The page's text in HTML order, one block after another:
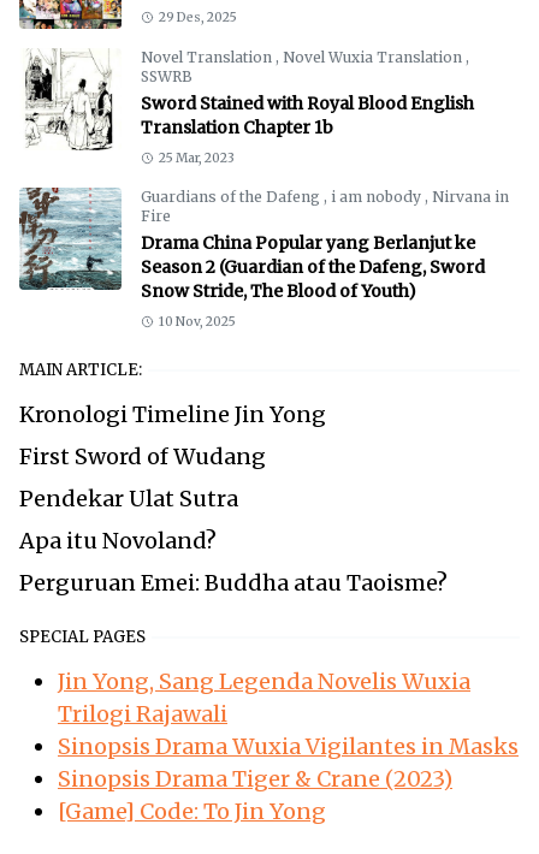
29 Des, 2025
Novel Translation , Novel Wuxia Translation ,
SSWRB
Sword Stained with Royal Blood English
Translation Chapter 1b
25 Mar, 2023
Guardians of the Dafeng , i am nobody , Nirvana in
Fire
Drama China Popular yang Berlanjut ke
Season 2 (Guardian of the Dafeng, Sword
Snow Stride, The Blood of Youth)
10 Nov, 2025
MAIN ARTICLE:
Kronologi Timeline Jin Yong
First Sword of Wudang
Pendekar Ulat Sutra
Apa itu Novoland?
Perguruan Emei: Buddha atau Taoisme?
SPECIAL PAGES
Jin Yong, Sang Legenda Novelis Wuxia
Trilogi Rajawali
Sinopsis Drama Wuxia Vigilantes in Masks
Sinopsis Drama Tiger & Crane (2023)
[Game] Code: To Jin Yong